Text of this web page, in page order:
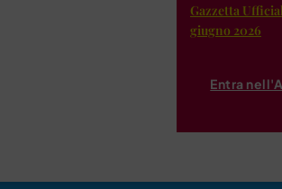
Gazzetta
giugno 2026
Entra